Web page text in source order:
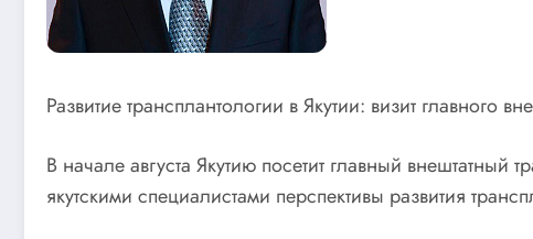
Развитие трансплантологии в Якутии: визит главного
В начале августа Якутию посетит главный
якутскими специалистами перспективы развития